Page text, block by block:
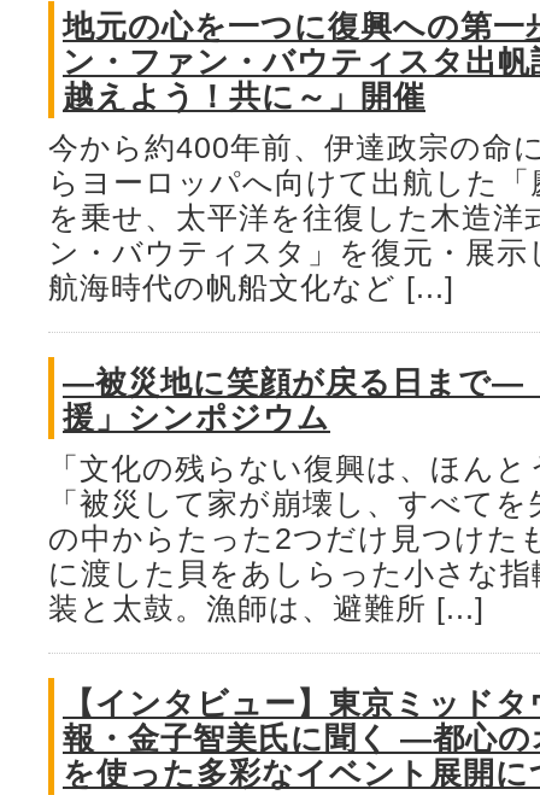
地元の心を一つに復興への第一
ン・ファン・バウティスタ出
越えよう！共に～」開催
今から約400年前、伊達政宗の命
らヨーロッパへ向けて出航した
を乗せ、太平洋を往復した木造洋
ン・バウティスタ」を復元・展
航海時代の帆船文化など [...]
―被災地に笑顔が戻る日まで―
援」シンポジウム
「文化の残らない復興は、ほん
「被災して家が崩壊し、すべて
の中からたった2つだけ見つけた
に渡した貝をあしらった小さな
装と太鼓。漁師は、避難所 [...]
【インタビュー】東京ミッド
報・金子智美氏に聞く ―都心
を使った多彩なイベント展開